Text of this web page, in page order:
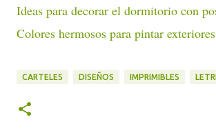
Ideas para decorar el dormitorio con
Colores hermosos para pintar exteriores
CARTELES DISEÑOS IMPRIMIBLES